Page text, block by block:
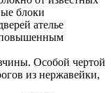
блоки
ателье
повышенным
Особой чертой
из нержавейки,